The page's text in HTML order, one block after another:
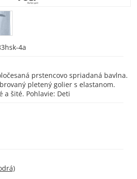
4a
prstencovo spriadaná bavlna.
pletený golier s elastanom.
a šité. Pohlavie: Deti